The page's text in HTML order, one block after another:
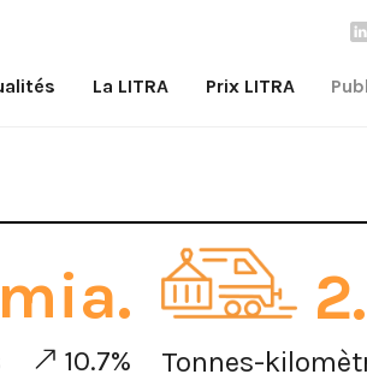
La LITRA Prix LITRA
10.7% Tonnes-